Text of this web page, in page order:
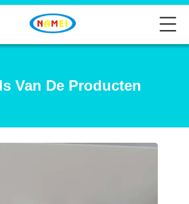
Van De Producten